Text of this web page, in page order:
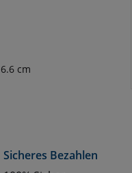
cm
Sicheres Bezahlen